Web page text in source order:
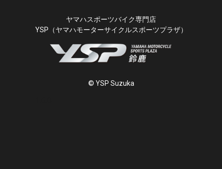
ヤマハスポーツバイク専門店
YSP（ヤマハモーターサイクルスポーツプラザ）
© YSP Suzuka